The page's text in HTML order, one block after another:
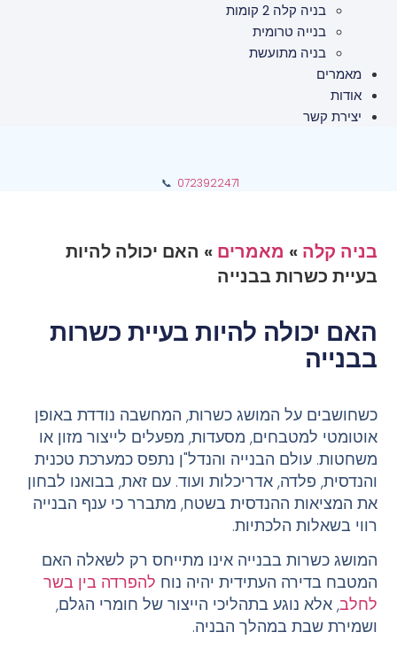
בניה קלה 2 קומות
בנייה טרומית
בניה מתועשת
מאמרים
אודות
יצירת קשר
0723922471
📞
בניה קלה» מאמרים» האם יכולה להיות
בעיית כשרות בבנייה
האם יכולה להיות בעיית כשרות
בבנייה
כשחושבים על המושג כשרות, המחשבה נודדת באופן
אוטומטי למטבחים, מסעדות, מפעלים לייצור מזון או
משחטות. עולם הבנייה והנדל"ן נתפס כמערכת טכנית
והנדסית, פלדה, אדריכלות ועוד. עם זאת, בבואנו לבחון
את המציאות ההנדסית בשטח, מתברר כי ענף הבנייה
רווי בשאלות הלכתיות.
המושג כשרות בבנייה אינו מתייחס רק לשאלה האם
המטבח בדירה העתידית יהיה נוח להפרדה בין בשר
לחלב, אלא נוגע בתהליכי הייצור של חומרי הגלם,
ושמירת שבת במהלך הבניה.